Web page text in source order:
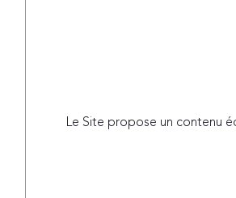
Le Site propose un contenu